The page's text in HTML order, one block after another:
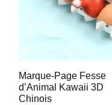
Marque-Page Fesse
d’Animal Kawaii 3D
Chinois